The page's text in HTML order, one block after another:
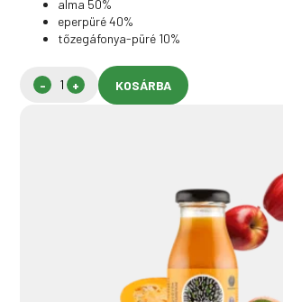
alma 50%
eperpüré 40%
tőzegáfonya-püré 10%
KOSÁRBA